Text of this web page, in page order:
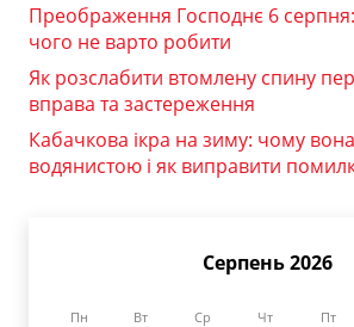
Преображення Господнє 6
чого не варто робити
Як розслабити втомлену спину
вправа та застереження
Кабачкова ікра на зиму: чому
водянистою і як виправити
Серпень 2026
Пн Вт Ср Чт Пт